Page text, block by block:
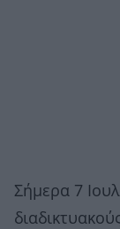
Σήμερα 7